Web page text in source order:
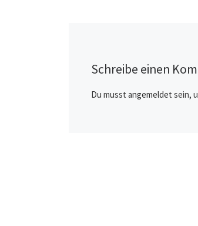
Schreibe einen
Du musst angemeldet sein,